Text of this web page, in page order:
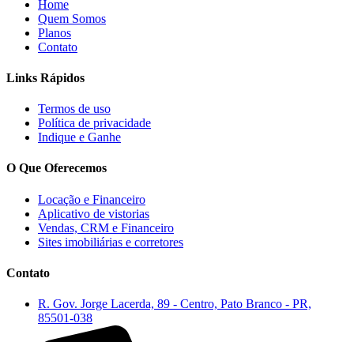
Home
Quem Somos
Planos
Contato
Links Rápidos
Termos de uso
Política de privacidade
Indique e Ganhe
O Que Oferecemos
Locação e Financeiro
Aplicativo de vistorias
Vendas, CRM e Financeiro
Sites imobiliárias e corretores
Contato
R. Gov. Jorge Lacerda, 89 - Centro, Pato Branco - PR,
85501-038